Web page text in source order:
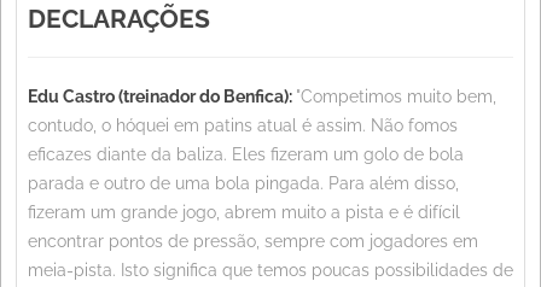
DECLARAÇÕES
Edu Castro (treinador do Benfica): "Competimos muito bem,
contudo, o hóquei em patins atual é assim. Não fomos
eficazes diante da baliza. Eles fizeram um golo de bola
parada e outro de uma bola pingada. Para além disso,
fizeram um grande jogo, abrem muito a pista e é difícil
encontrar pontos de pressão, sempre com jogadores em
meia-pista. Isto significa que temos poucas possibilidades de